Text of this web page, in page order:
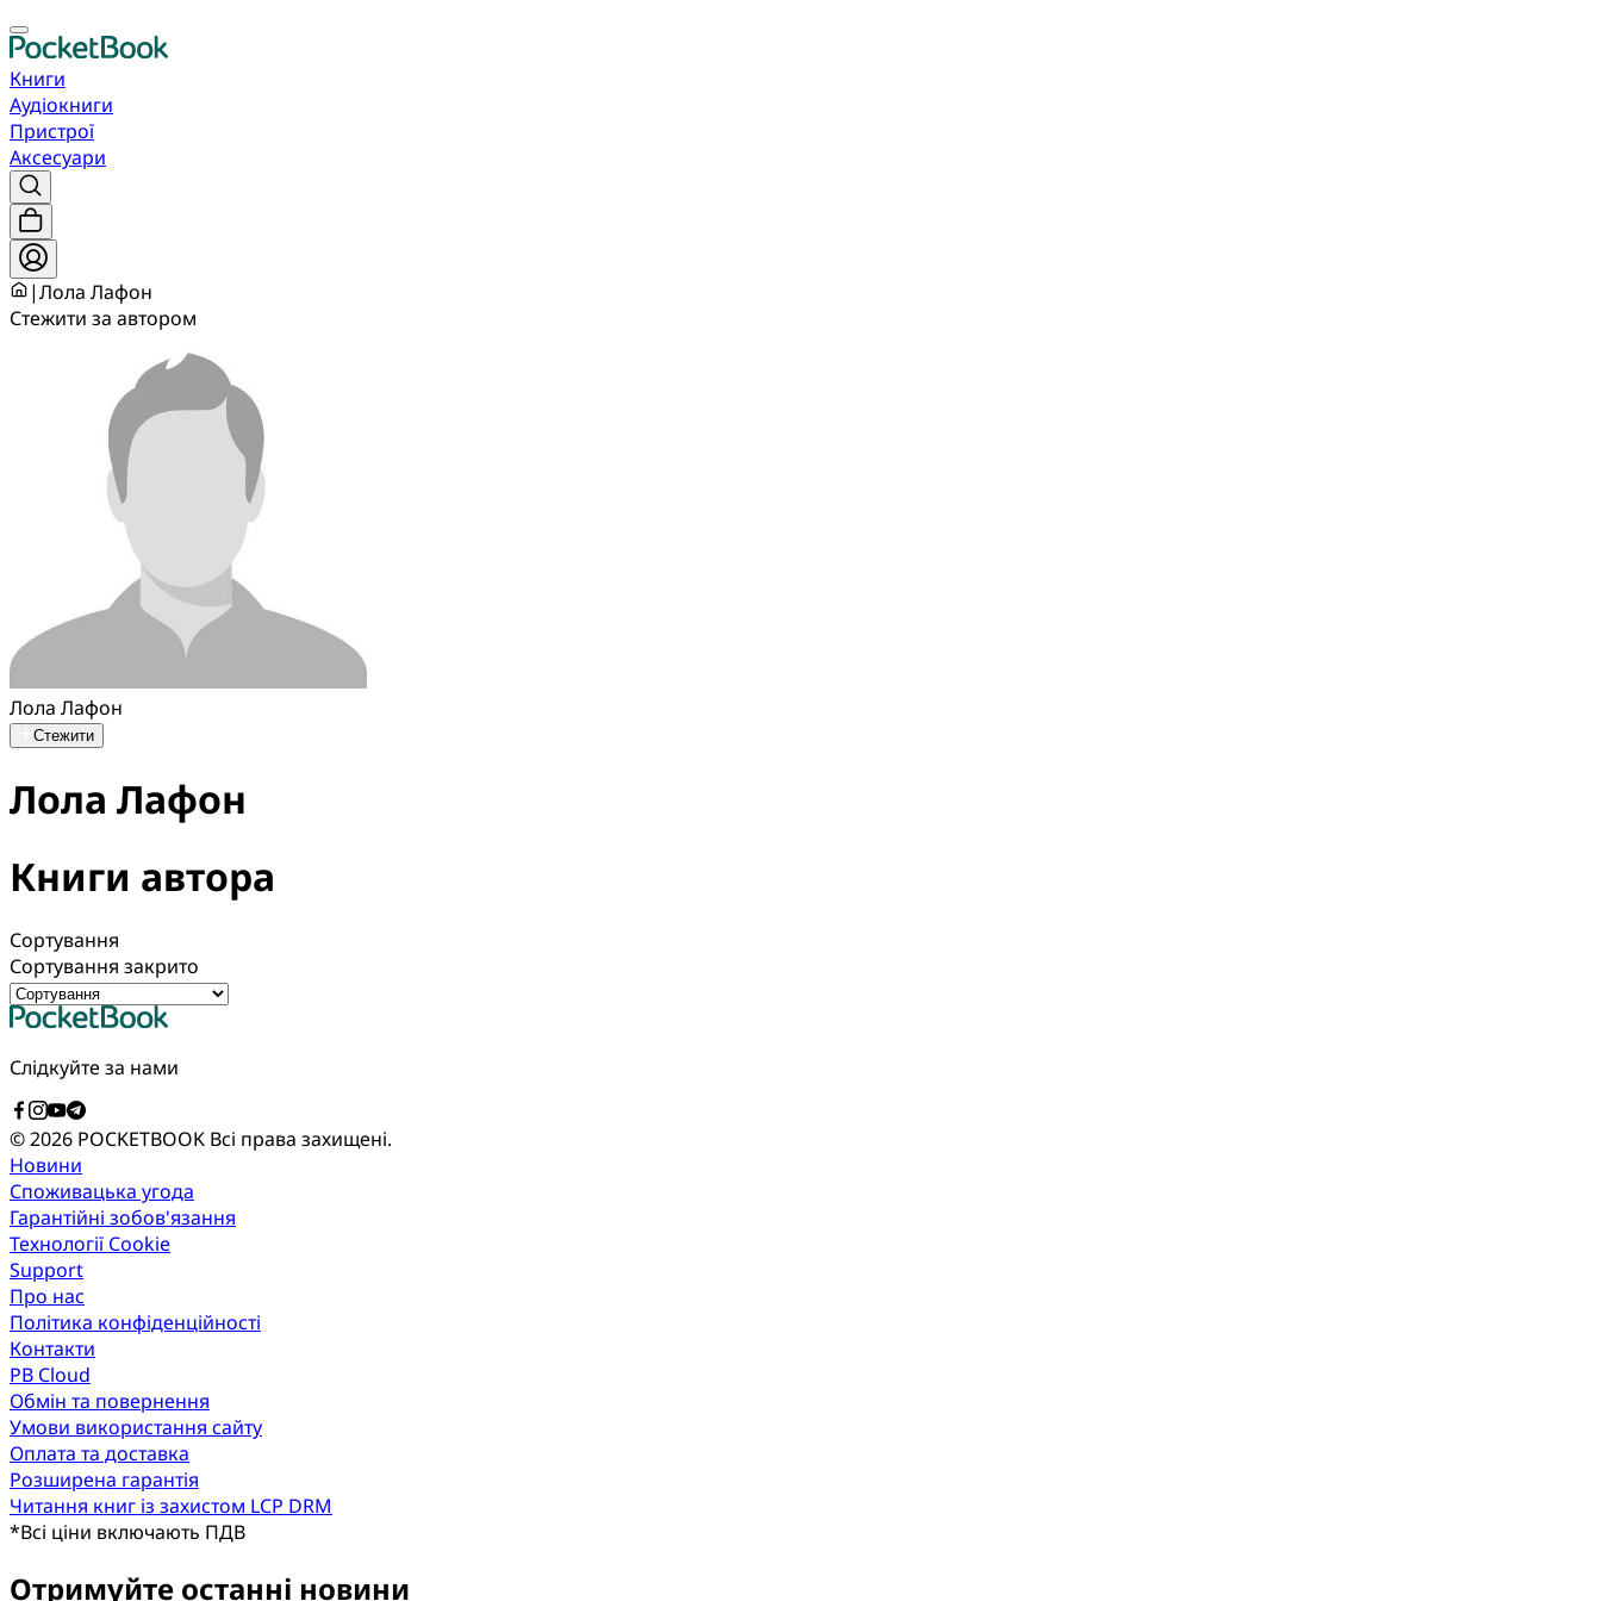
Книги
Аудіокниги
Пристрої
Аксесуари
|Лола Лафон
Стежити за автором
Лола Лафон
Стежити
Лола Лафон
Книги автора
Сортування
Сортування закрито
Слідкуйте за нами
© 2026 POCKETBOOK Всі права захищені.
Новини
Споживацька угода
Гарантійні зобов'язання
Технології Cookie
Support
Про нас
Політика конфіденційності
Контакти
PB Cloud
Обмін та повернення
Умови використання сайту
Оплата та доставка
Розширена гарантія
Читання книг із захистом LCP DRM
*Всі ціни включають ПДВ
Отримуйте останні новини